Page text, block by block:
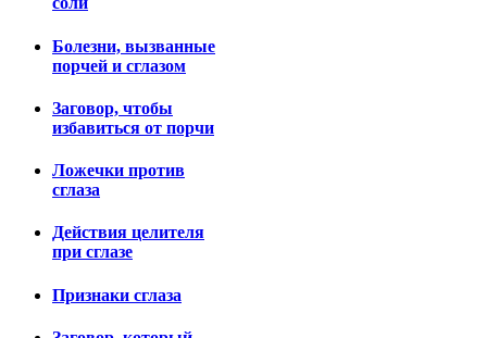
Болезни, вызванные
порчей и сглазом
Заговор, чтобы
избавиться от порчи
Ложечки против
сглаза
Действия целителя
при сглазе
Признаки сглаза